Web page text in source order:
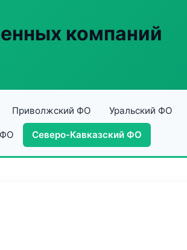
компаний
Приволжский ФО Уральский ФО
Северо-Кавказский ФО